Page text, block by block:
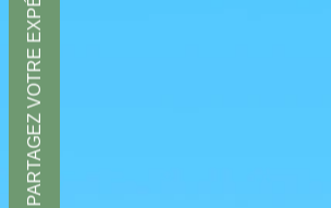
PARTAGEZ VOTRE EXPÉRIENCE